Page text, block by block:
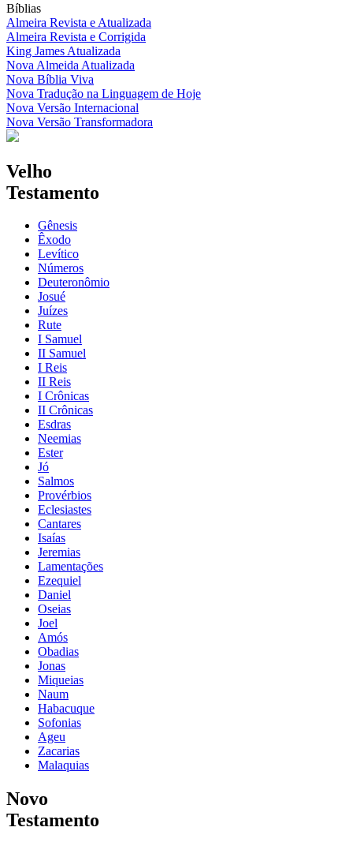
Bíblias
Almeira Revista e Atualizada
Almeira Revista e Corrigida
King James Atualizada
Nova Almeida Atualizada
Nova Bíblia Viva
Nova Tradução na Linguagem de Hoje
Nova Versão Internacional
Nova Versão Transformadora
Velho
Testamento
Gênesis
Êxodo
Levítico
Números
Deuteronômio
Josué
Juízes
Rute
I Samuel
II Samuel
I Reis
II Reis
I Crônicas
II Crônicas
Esdras
Neemias
Ester
Jó
Salmos
Provérbios
Eclesiastes
Cantares
Isaías
Jeremias
Lamentações
Ezequiel
Daniel
Oseias
Joel
Amós
Obadias
Jonas
Miqueias
Naum
Habacuque
Sofonias
Ageu
Zacarias
Malaquias
Novo
Testamento